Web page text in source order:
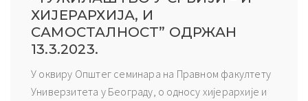
ХИЈЕРАРХИЈА, И
САМОСТАЛНОСТ” ОДРЖАН
13.3.2023.
У оквиру Општег семинара на Правном факултету
Универзитета у Београду, о односу хијерархије и